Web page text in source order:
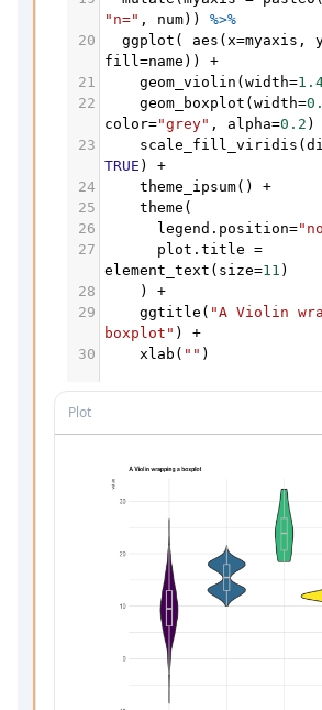
"n=" , num)) %>%
20
ggplot ( aes ( x=myaxis ,
fill=name )) +
21
geom_violin ( width=
22
geom_boxplot ( width=
color="grey" , alpha=0.2 )
23
scale_fill_viridis (
TRUE ) +
24
theme_ipsum() +
25
theme (
26
legend.position=
27
plot.title =
element_text ( size=11 )
28
) +
29
ggtitle ( "A Violin
boxplot" ) +
30
xlab ( "" )
Plot